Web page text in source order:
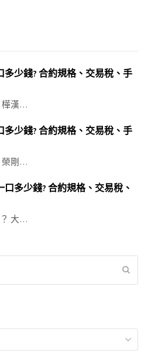
多少錢? 合約規格、交易稅、手
樺漢…
多少錢? 合約規格、交易稅、手
榮剛…
口多少錢? 合約規格、交易稅、
大…